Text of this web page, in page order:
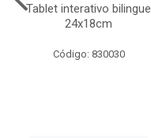
Tablet interativo bilingue
24x18cm
Código: 830030